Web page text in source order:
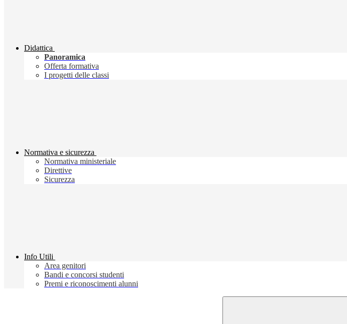
Didattica
Panoramica
Offerta formativa
I progetti delle classi
Normativa e sicurezza
Normativa ministeriale
Direttive
Sicurezza
Info Utili
Area genitori
Bandi e concorsi studenti
Premi e riconoscimenti alunni